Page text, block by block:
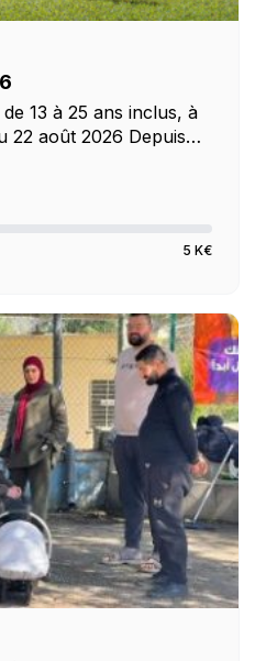
13 à 25 ans inclus, à
22 août 2026 Depuis
(FMA) et religieux
5 K€